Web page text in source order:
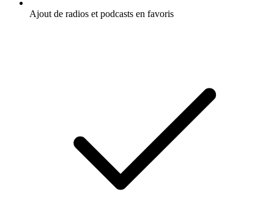
Ajout de radios et podcasts en favoris